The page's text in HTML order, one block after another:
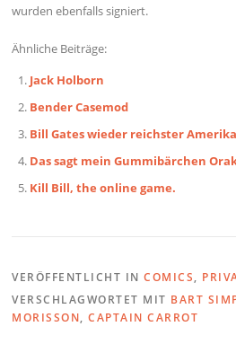
wurden ebenfalls signiert.
Ähnliche Beiträge:
Jack Holborn
Bender Casemod
Bill Gates wieder reichster
Das sagt mein Gummibärchen
Kill Bill, the online game.
VERÖFFENTLICHT INCOMICS,
VERSCHLAGWORTET MIT BART
MORISSON,CAPTAIN CARROT